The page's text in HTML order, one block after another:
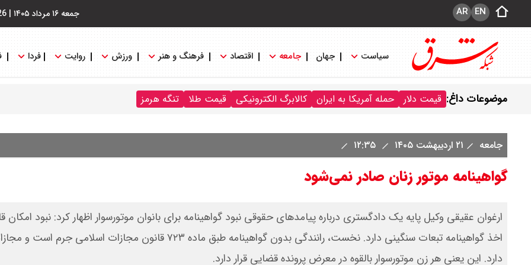
جمعه ۱۶ مرداد ۱۴۰۵ | EN
AR
سیاست جهان جامعه اقتصاد فرهنگ و هنر ورزش روایت فردا
موضوعات داغ: قیمت دلار حمله آمریکا به ایران کالابرگ الکترونیکی قیمت طلا تنگه هرمز
جامعه ۲۱ اردیبهشت ۱۴۰۵
گواهینامه موتور زنان صادر نمی‌شود
ارغوان عقیقی وکیل پایه یک دادگستری درباره پیامدهای حقوقی نبود گواهینامه برای بانوان موتورسوار اظهار کرد: نبود امکان
اخذ گواهینامه تبعات سنگینی دارد. نخست، رانندگی بدون گواهینامه طبق ماده ۷۲۳ قانون مجازات
دارد. این یعنی هر زن موتورسوار بالقوه در معرض پرونده قضایی قرار دارد.